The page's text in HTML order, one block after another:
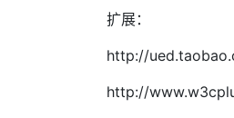
扩展：
http://
http://